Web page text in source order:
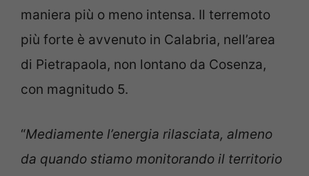
maniera più o meno intensa. Il terremoto
più forte è avvenuto in Calabria, nell’area
di Pietrapaola, non lontano da Cosenza,
con magnitudo 5.
“Mediamente l’energia rilasciata, almeno
da quando stiamo monitorando il territorio